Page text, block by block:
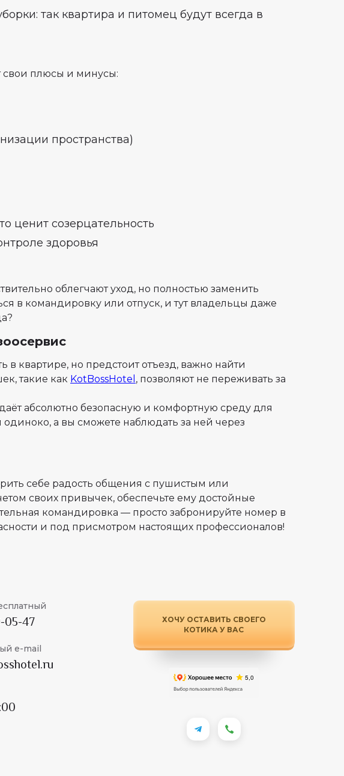
так квартира и питомец будут всегда в
свои плюсы и минусы:
пространства)
ценит созерцательность
здоровья
облегчают уход, но полностью заменить
в командировку или отпуск, и тут владельцы даже
квартире, но предстоит отъезд, важно найти
такие как KotBossHotel , позволяют не переживать за
абсолютно безопасную и комфортную среду для
а вы сможете наблюдать за ней через
себе радость общения с пушистым или
своих привычек, обеспечьте ему достойные
командировка — просто забронируйте номер в
и под присмотром настоящих профессионалов!
05-47
e-mail
ХОЧУ ОСТАВИТЬ СВОЕГО
КОТИКА У ВАС